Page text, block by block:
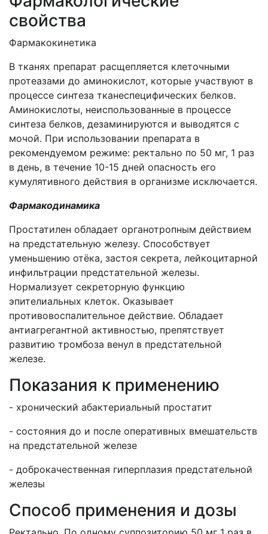
свойства
Фармакокинетика
В тканях препарат расщепляется клеточными
протеазами до аминокислот, которые участвуют в
процессе синтеза тканеспецифических белков.
Аминокислоты, неиспользованные в процессе
синтеза белков, дезаминируются и выводятся с
мочой. При использовании препарата в
рекомендуемом режиме: ректально по 50 мг, 1 раз
в день, в течение 10-15 дней опасность его
кумулятивного действия в организме исключается.
Фармакодинамика
Простатилен обладает органотропным действием
на предстательную железу. Способствует
уменьшению отёка, застоя секрета, лейкоцитарной
инфильтрации предстательной железы.
Нормализует секреторную функцию
эпителиальных клеток. Оказывает
противовоспалительное действие. Обладает
антиагрегантной активностью, препятствует
развитию тромбоза венул в предстательной
железе.
Показания к применению
- хронический абактериальный простатит
- состояния до и после оперативных вмешательств
на предстательной железе
- доброкачественная гиперплазия предстательной
железы
Способ применения и дозы